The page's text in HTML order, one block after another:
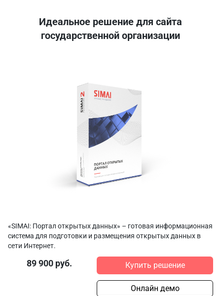
Идеальное решение для сайта
государственной организации
«SIMAI: Портал открытых данных» – готовая информационная
система для подготовки и размещения открытых данных в
сети Интернет.
89 900 руб. Купить решение
Онлайн демо